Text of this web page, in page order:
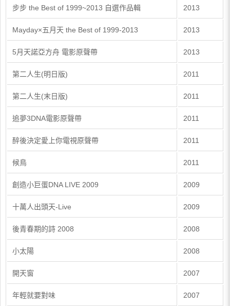
步步 the Best of 1999~2013 自選作品輯 2013
Mayday×五月天 the Best of 1999‐2013 2013
5月天諾亞方舟 電影原聲帶 2013
第二人生(明日版) 2011
第二人生(末日版) 2011
追夢3DNA電影原聲帶 2011
醉後決定愛上你電視原聲帶 2011
候鳥 2011
創造小巨蛋DNA LIVE 2009 2009
十萬人出頭天-Live 2009
後青春期的詩 2008 2008
小太陽 2008
開天窗 2007
年輕就要對味 2007